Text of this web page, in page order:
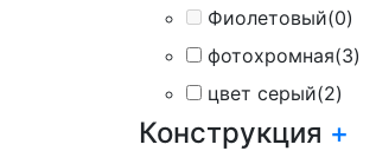
Фиолетовый(0)
фотохромная(3)
цвет серый(2)
Конструкция +